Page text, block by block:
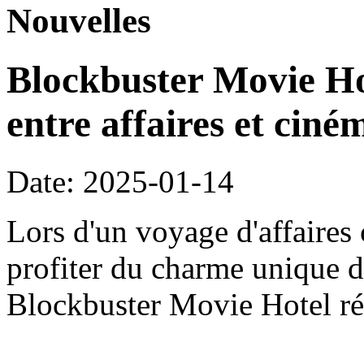
Nouvelles
Blockbuster Movie
entre affaires et
Date: 2025-01-14
Lors d'un voyage d'affaires
profiter du charme unique
Blockbuster Movie Hotel